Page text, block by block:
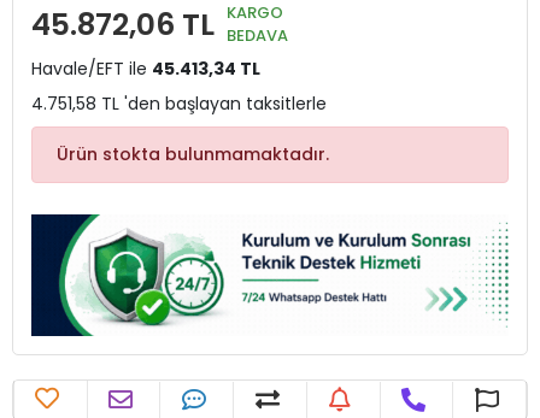
45.872,06 TL KARGO
BEDAVA
Havale/EFT ile 45.413,34 TL
4.751,58 TL 'den başlayan taksitlerle
Ürün stokta bulunmamaktadır.